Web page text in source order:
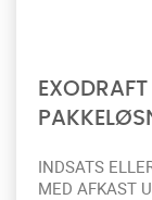
INDSATS
MED AFKAST